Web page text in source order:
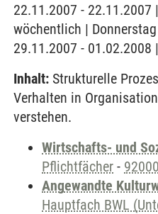
22.11.2007 - 22.11.2007
wöchentlich |
29.11.2007 - 01.02.2008
Inhalt: Strukturelle
Verhalten in
verstehen.
Wirtschafts- und
Pflichtfächer -
Angewandte
Hauptfach BWL